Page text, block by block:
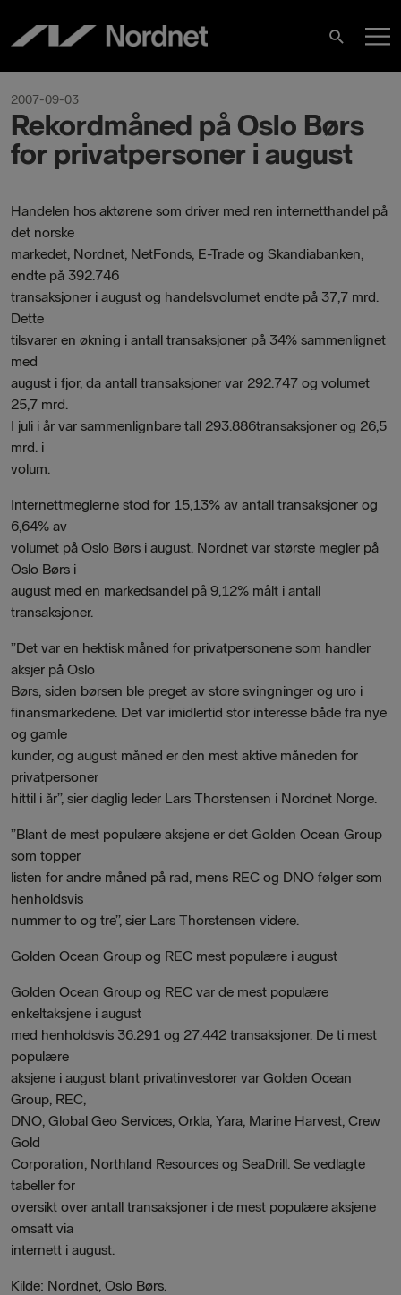
content
Search
2007-09-03
Rekordmåned på Oslo Børs
for privatpersoner i august
Handelen hos aktørene som driver med ren internetthandel på
det norske
markedet, Nordnet, NetFonds, E-Trade og Skandiabanken,
endte på 392.746
transaksjoner i august og handelsvolumet endte på 37,7 mrd.
Dette
tilsvarer en økning i antall transaksjoner på 34% sammenlignet
med
august i fjor, da antall transaksjoner var 292.747 og volumet
25,7 mrd.
I juli i år var sammenlignbare tall 293.886transaksjoner og 26,5
mrd. i
volum.
Internettmeglerne stod for 15,13% av antall transaksjoner og
6,64% av
volumet på Oslo Børs i august. Nordnet var største megler på
Oslo Børs i
august med en markedsandel på 9,12% målt i antall
transaksjoner.
”Det var en hektisk måned for privatpersonene som handler
aksjer på Oslo
Børs, siden børsen ble preget av store svingninger og uro i
finansmarkedene. Det var imidlertid stor interesse både fra nye
og gamle
kunder, og august måned er den mest aktive måneden for
privatpersoner
hittil i år”, sier daglig leder Lars Thorstensen i Nordnet Norge.
”Blant de mest populære aksjene er det Golden Ocean Group
som topper
listen for andre måned på rad, mens REC og DNO følger som
henholdsvis
nummer to og tre”, sier Lars Thorstensen videre.
Golden Ocean Group og REC mest populære i august
Golden Ocean Group og REC var de mest populære
enkeltaksjene i august
med henholdsvis 36.291 og 27.442 transaksjoner. De ti mest
populære
aksjene i august blant privatinvestorer var Golden Ocean
Group, REC,
DNO, Global Geo Services, Orkla, Yara, Marine Harvest, Crew
Gold
Corporation, Northland Resources og SeaDrill. Se vedlagte
tabeller for
oversikt over antall transaksjoner i de mest populære aksjene
omsatt via
internett i august.
Kilde: Nordnet, Oslo Børs.